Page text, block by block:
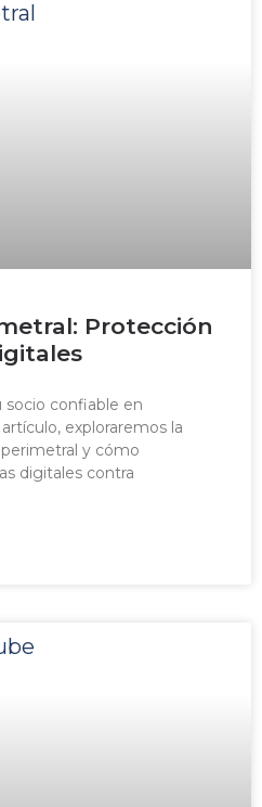
Protección
socio confiable en
exploraremos la
y cómo
digitales contra